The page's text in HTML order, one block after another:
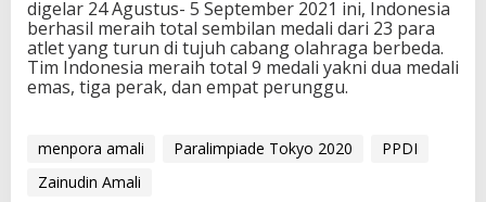
digelar 24 Agustus- 5 September 2021 ini, Indonesia
berhasil meraih total sembilan medali dari 23 para
atlet yang turun di tujuh cabang olahraga berbeda.
Tim Indonesia meraih total 9 medali yakni dua medali
emas, tiga perak, dan empat perunggu.
menpora amali Paralimpiade Tokyo 2020
PPDI
Zainudin Amali